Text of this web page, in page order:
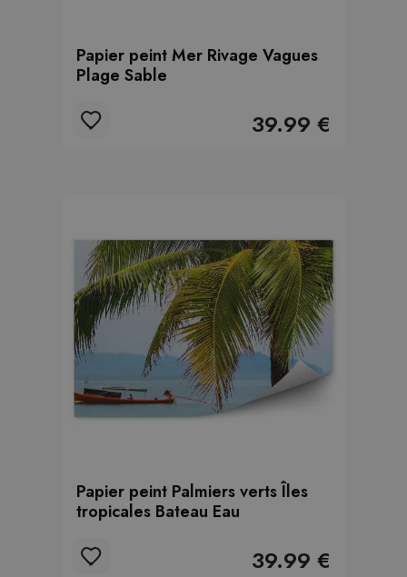
Papier peint Mer Rivage Vagues
Plage Sable
39.99 €
Papier peint Palmiers verts Îles
tropicales Bateau Eau
39.99 €